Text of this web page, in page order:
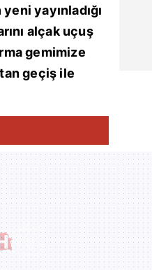
yayınladığı
alçak uçuş
gemimize
geçiş ile